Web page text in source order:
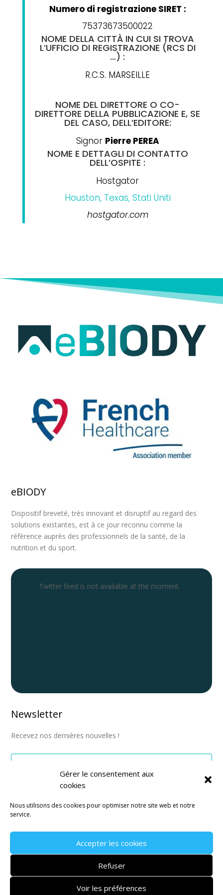
Gérer le consentement aux
cookies
Nous utilisons des cookies pour optimiser notre site web et notre
service.
Accepter les cookies
Refuser
Voir les préférences
Numero di registrazione SIRET :
75373673500022
NOME DELLA CITTÀ IN CUI SI TROVA
L’UFFICIO DI REGISTRAZIONE (RCS DI
…) :
R.C.S. MARSEILLE
NOME DEL DIRETTORE O CO-
DIRETTORE DELLA PUBBLICAZIONE E, SE
DEL CASO, DELL’EDITORE:
Signor Pierre PEREA
NOME E DETTAGLI DI CONTATTO
DELL’OSPITE :
Hostgator
Houston, Texas, Stati Uniti
hostgator.com
eBIODY
Dispositif breveté, très innovant et disruptif au regard des
solutions existantes, est à ce jour reconnu comme la
référence auprès des professionnels de la santé, de la
nutrition et du sport.
Twitter feed is not available at the moment.
Newsletter
Recevez nos dernières nouvelles !
Mentions légales–CGV–Politique de confidentialité
agence de communication Montpellier
Janvier